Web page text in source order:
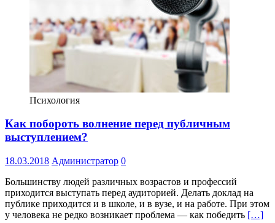
Психология
Как побороть волнение перед публичным
выступлением?
18.03.2018 Администратор 0
Большинству людей различных возрастов и профессий
приходится выступать перед аудиторией. Делать доклад на
публике приходится и в школе, и в вузе, и на работе. При этом
у человека не редко возникает проблема — как победить […]